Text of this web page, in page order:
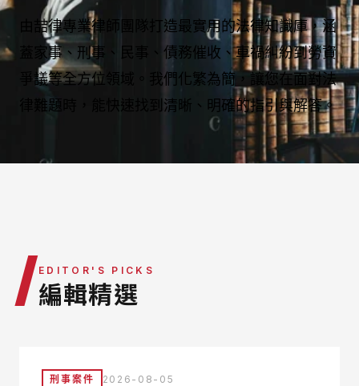
媒體報導
由喆律專業律師團隊打造最實用的法律知識庫，涵
蓋家事、刑事、民事、債務催收、車禍糾紛到勞資
爭議等全方位領域。我們化繁為簡，讓您在面對法
律難題時，能快速找到清晰、明確的指引與解答。
/EDITOR'S PICKS
編輯精選
刑事案件 2026-08-05